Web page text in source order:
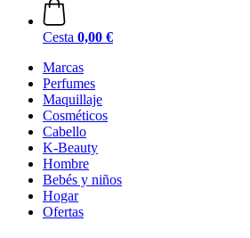
Cesta 0,00 €
Marcas
Perfumes
Maquillaje
Cosméticos
Cabello
K-Beauty
Hombre
Bebés y niños
Hogar
Ofertas